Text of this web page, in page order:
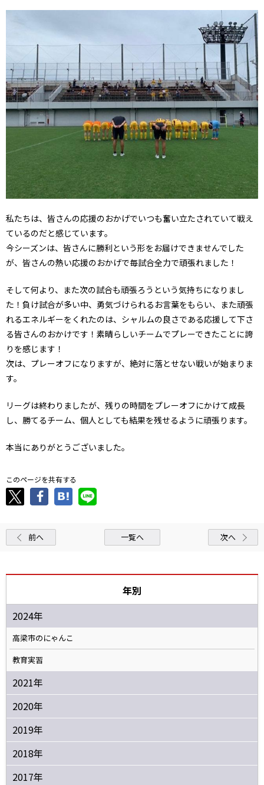
私たちは、皆さんの応援のおかげでいつも奮い立たされていて戦え
ているのだと感じています。
今シーズンは、皆さんに勝利という形をお届けできませんでした
が、皆さんの熱い応援のおかげで毎試合全力で頑張れました！
そして何より、また次の試合も頑張ろうという気持ちになりまし
た！負け試合が多い中、勇気づけられるお言葉をもらい、また頑張
れるエネルギーをくれたのは、シャルムの良さである応援して下さ
る皆さんのおかけです！素晴らしいチームでプレーできたことに誇
りを感じます！
次は、プレーオフになりますが、絶対に落とせない戦いが始まりま
す。
リーグは終わりましたが、残りの時間をプレーオフにかけて成長
し、勝てるチーム、個人としても結果を残せるように頑張ります。
本当にありがとうございました。
このページを共有する
前へ 一覧へ 次へ
年別
2024年
高梁市のにゃんこ
教育実習
2021年
2020年
2019年
2018年
2017年